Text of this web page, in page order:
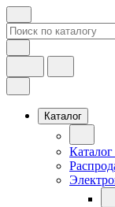
Каталог
Каталог